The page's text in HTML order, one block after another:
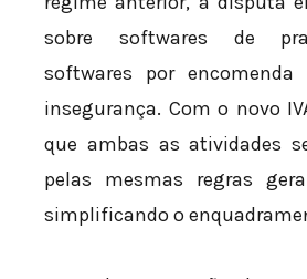
sobre softwares de
softwares por
insegurança. Com o novo
que ambas as atividades
pelas mesmas regras
simplificando o